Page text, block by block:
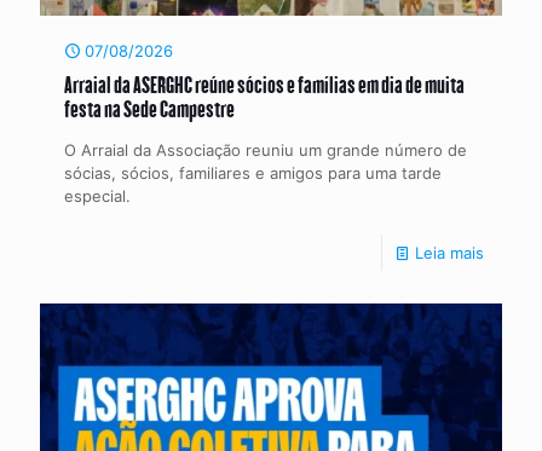
07/08/2026
Arraial da ASERGHC reúne sócios e famílias em dia de muita
festa na Sede Campestre
O Arraial da Associação reuniu um grande número de
sócias, sócios, familiares e amigos para uma tarde
especial.
Leia mais